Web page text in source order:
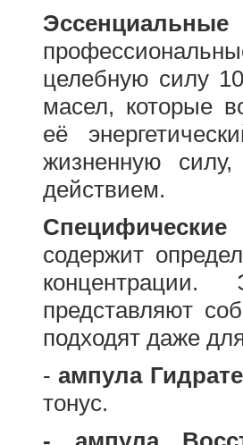
целебную силу
масел, которые
её
жизненную
действием.
содержит
представляют
подходят даже
-ампула
тонус.